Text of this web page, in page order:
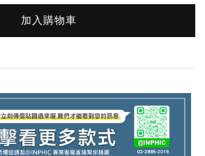
加入購物車